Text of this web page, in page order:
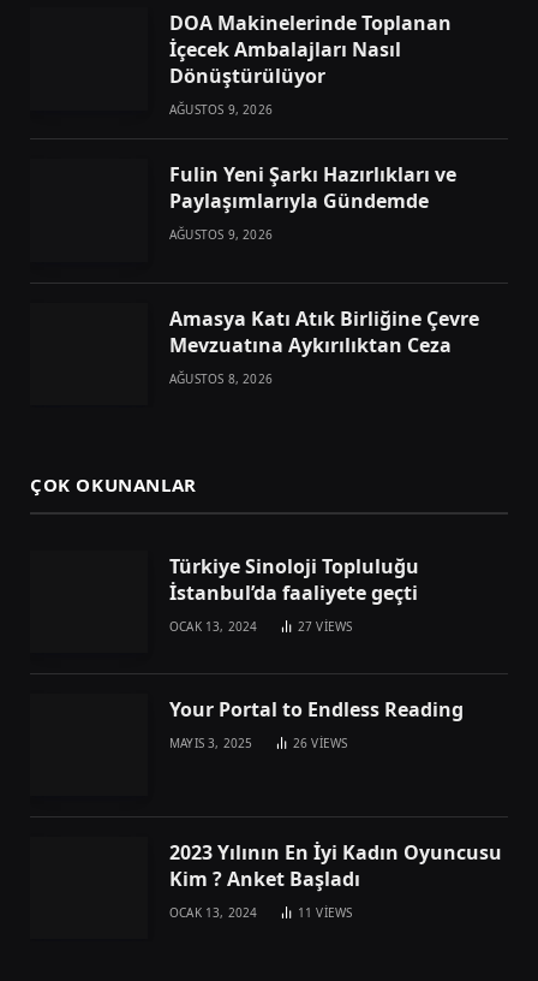
DOA Makinelerinde Toplanan
İçecek Ambalajları Nasıl
Dönüştürülüyor
AĞUSTOS 9, 2026
Fulin Yeni Şarkı Hazırlıkları ve
Paylaşımlarıyla Gündemde
AĞUSTOS 9, 2026
Amasya Katı Atık Birliğine Çevre
Mevzuatına Aykırılıktan Ceza
AĞUSTOS 8, 2026
ÇOK OKUNANLAR
Türkiye Sinoloji Topluluğu
İstanbul’da faaliyete geçti
OCAK 13, 2024 27VIEWS
Your Portal to Endless Reading
MAYIS 3, 2025 26VIEWS
2023 Yılının En İyi Kadın Oyuncusu
Kim ? Anket Başladı
OCAK 13, 2024 11VIEWS